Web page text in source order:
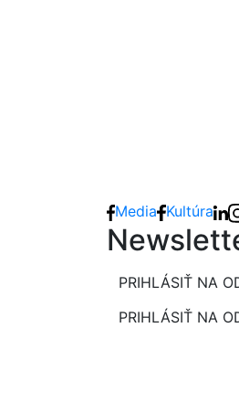
Media Kultúra
PRIHLÁSIŤ NA
PRIHLÁSIŤ NA